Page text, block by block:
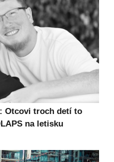
Otcovi troch detí to
na letisku